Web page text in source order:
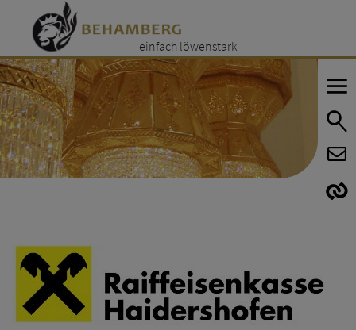
einfach löwenstark